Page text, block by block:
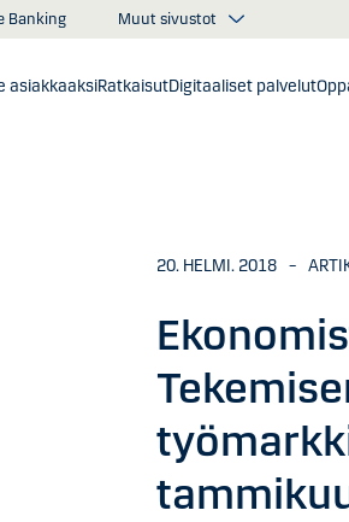
Banking Muut sivustot
asiakkaaksiRatkaisutDigitaaliset palvelut
20. HELMI. 2018 –